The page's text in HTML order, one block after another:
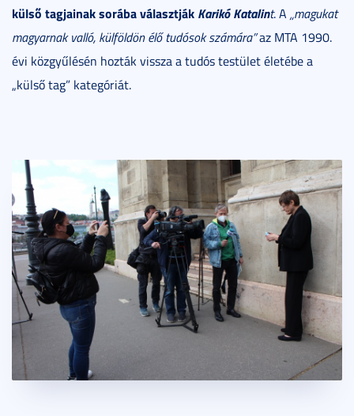
külső tagjainak sorába választják Karikó Katalint. A „magukat
magyarnak valló, külföldön élő tudósok számára”az MTA 1990.
évi közgyűlésén hozták vissza a tudós testület életébe a
„külső tag” kategóriát.